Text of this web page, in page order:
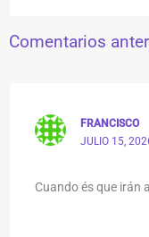
Comentarios
FRANCISCO
JULIO 15,
Cuando és que irán